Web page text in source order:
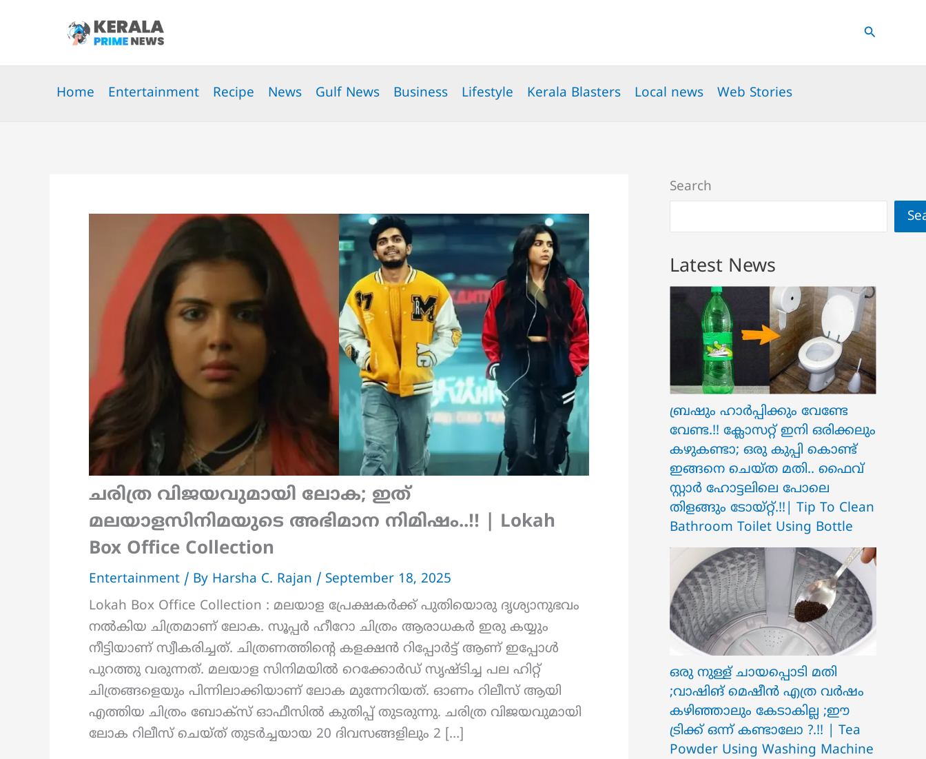
Search
Home Entertainment Recipe News Gulf News Business Lifestyle Kerala Blasters Local news Web Stories
ചരിത്ര വിജയവുമായി ലോക; ഇത്
മലയാളസിനിമയുടെ അഭിമാന നിമിഷം..!! | Lokah
Box Office Collection
Entertainment / By Harsha C. Rajan / September 18, 2025
Lokah Box Office Collection : മലയാള പ്രേക്ഷകർക്ക് പുതിയൊരു ദൃശ്യാനുഭവം
നൽകിയ ചിത്രമാണ് ലോക. സൂപ്പർ ഹീറോ ചിത്രം ആരാധകർ ഇരു കയ്യും
നീട്ടിയാണ് സ്വീകരിച്ചത്. ചിത്രണത്തിന്റെ കളക്ഷൻ റിപ്പോർട്ട് ആണ് ഇപ്പോൾ
പുറത്തു വരുന്നത്. മലയാള സിനിമയിൽ റെക്കോർഡ് സൃഷ്‌ടിച്ച പല ഹിറ്റ്
ചിത്രങ്ങളെയും പിന്നിലാക്കിയാണ് ലോക മുന്നേറിയത്. ഓണം റിലീസ് ആയി
എത്തിയ ചിത്രം ബോക്സ് ഓഫീസിൽ കുതിപ്പ് തുടരുന്നു. ചരിത്ര വിജയവുമായി
ലോക റിലീസ് ചെയ്ത് തുടർച്ചയായ 20 ദിവസങ്ങളിലും 2 […]
Search
Latest News
ബ്രഷും ഹാർപ്പിക്കും വേണ്ടേ
വേണ്ട.!! ക്ലോസറ്റ് ഇനി ഒരിക്കലും
കഴുകണ്ടാ; ഒരു കുപ്പി കൊണ്ട്
ഇങ്ങനെ ചെയ്ത മതി.. ഫൈവ്
സ്റ്റാർ ഹോട്ടലിലെ പോലെ
തിളങ്ങും ടോയ്റ്റ്.!!| Tip To Clean
Bathroom Toilet Using Bottle
ഒരു നുള്ള് ചായപ്പൊടി മതി
;വാഷിങ് മെഷീൻ എത്ര വർഷം
കഴിഞ്ഞാലും കേടാകില്ല ;ഈ
ട്രിക്ക് ഒന്ന് കണ്ടാലോ ?.!! | Tea
Powder Using Washing Machine